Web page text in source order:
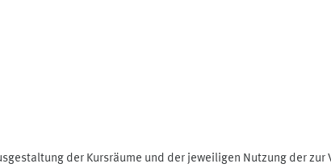
der Kursräume und der jeweiligen Nutzung der